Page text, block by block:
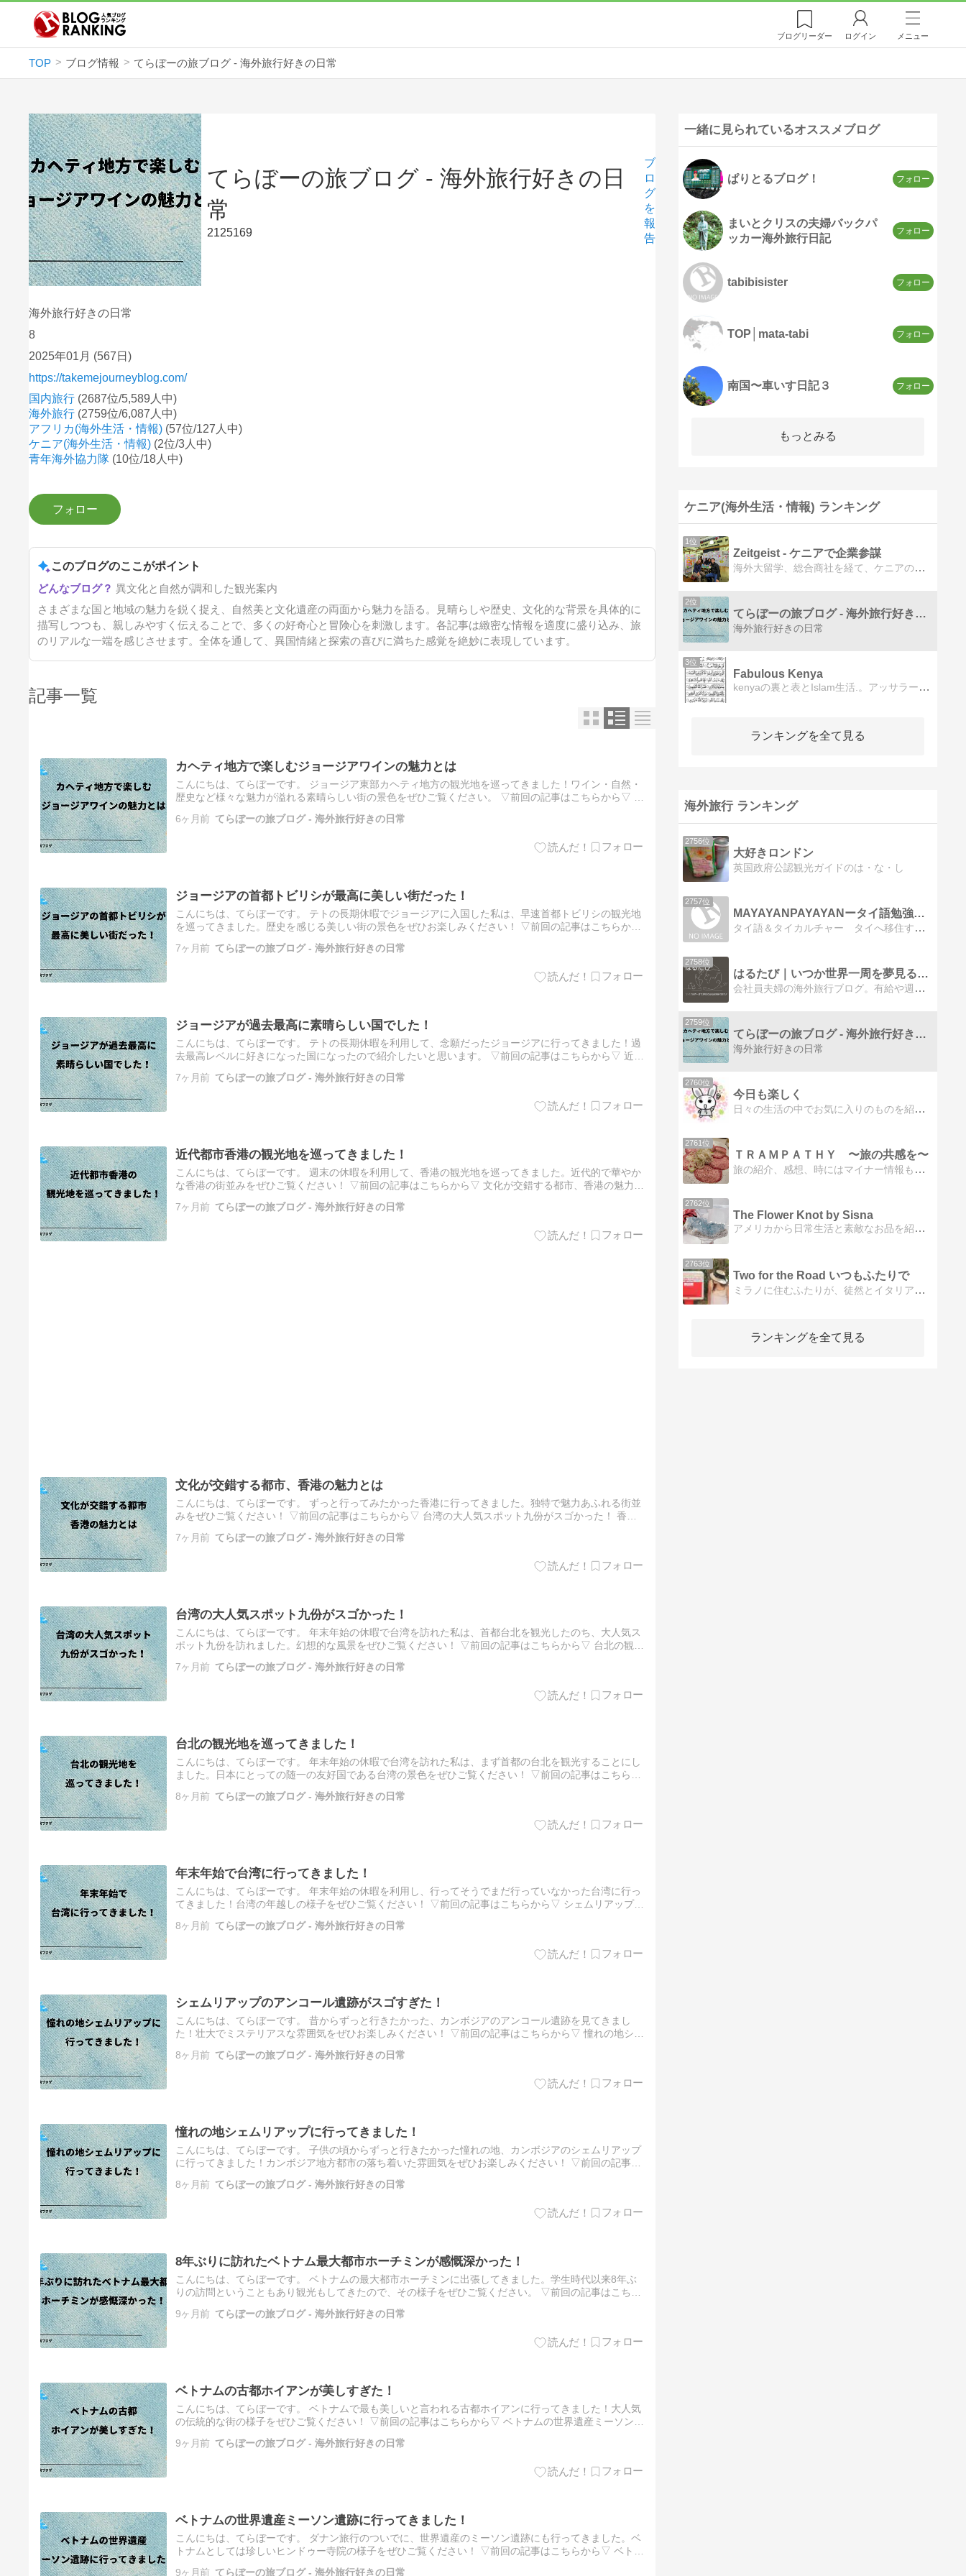
ブログリーダー ログイン メニュー
TOP ブログ情報 てらぼーの旅ブログ - 海外旅行好きの日常
てらぼーの旅ブログ - 海外旅行好きの日
常
2125169
ブ
ロ
グ
を
報
告
海外旅行好きの日常
8
2025年01月 (567日)
https://takemejourneyblog.com/
国内旅行 (2687位/5,589人中)
海外旅行 (2759位/6,087人中)
アフリカ(海外生活・情報) (57位/127人中)
ケニア(海外生活・情報) (2位/3人中)
青年海外協力隊 (10位/18人中)
このブログのここがポイント
異文化と自然が調和した観光案内
さまざまな国と地域の魅力を鋭く捉え、自然美と文化遺産の両面から魅力を語る。見晴らしや歴史、文化的な背景を具体的に
描写しつつも、親しみやすく伝えることで、多くの好奇心と冒険心を刺激します。各記事は緻密な情報を適度に盛り込み、旅
のリアルな一端を感じさせます。全体を通して、異国情緒と探索の喜びに満ちた感覚を絶妙に表現しています。
記事一覧
カヘティ地方で楽しむジョージアワインの魅力とは
こんにちは、てらぼーです。 ジョージア東部カヘティ地方の観光地を巡ってきました！ワイン・自然・
歴史など様々な魅力が溢れる素晴らしい街の景色をぜひご覧ください。 ▽前回の記事はこちらから▽ ジ
6ヶ月前 てらぼーの旅ブログ - 海外旅行好きの日常
ジョージアの首都トビリシが最高に美しい街だった！
こんにちは、てらぼーです。 テトの長期休暇でジョージアに入国した私は、早速首都トビリシの観光地
を巡ってきました。歴史を感じる美しい街の景色をぜひお楽しみください！ ▽前回の記事はこちらから
7ヶ月前 てらぼーの旅ブログ - 海外旅行好きの日常
ジョージアが過去最高に素晴らしい国でした！
こんにちは、てらぼーです。 テトの長期休暇を利用して、念願だったジョージアに行ってきました！過
去最高レベルに好きになった国になったので紹介したいと思います。 ▽前回の記事はこちらから▽ 近代
7ヶ月前 てらぼーの旅ブログ - 海外旅行好きの日常
近代都市香港の観光地を巡ってきました！
こんにちは、てらぼーです。 週末の休暇を利用して、香港の観光地を巡ってきました。近代的で華やか
な香港の街並みをぜひご覧ください！ ▽前回の記事はこちらから▽ 文化が交錯する都市、香港の魅力と
7ヶ月前 てらぼーの旅ブログ - 海外旅行好きの日常
文化が交錯する都市、香港の魅力とは
こんにちは、てらぼーです。 ずっと行ってみたかった香港に行ってきました。独特で魅力あふれる街並
みをぜひご覧ください！ ▽前回の記事はこちらから▽ 台湾の大人気スポット九份がスゴかった！ 香港
7ヶ月前 てらぼーの旅ブログ - 海外旅行好きの日常
台湾の大人気スポット九份がスゴかった！
こんにちは、てらぼーです。 年末年始の休暇で台湾を訪れた私は、首都台北を観光したのち、大人気ス
ポット九份を訪れました。幻想的な風景をぜひご覧ください！ ▽前回の記事はこちらから▽ 台北の観光
7ヶ月前 てらぼーの旅ブログ - 海外旅行好きの日常
台北の観光地を巡ってきました！
こんにちは、てらぼーです。 年末年始の休暇で台湾を訪れた私は、まず首都の台北を観光することにし
ました。日本にとっての随一の友好国である台湾の景色をぜひご覧ください！ ▽前回の記事はこちらか
8ヶ月前 てらぼーの旅ブログ - 海外旅行好きの日常
年末年始で台湾に行ってきました！
こんにちは、てらぼーです。 年末年始の休暇を利用し、行ってそうでまだ行っていなかった台湾に行っ
てきました！台湾の年越しの様子をぜひご覧ください！ ▽前回の記事はこちらから▽ シェムリアップの
8ヶ月前 てらぼーの旅ブログ - 海外旅行好きの日常
シェムリアップのアンコール遺跡がスゴすぎた！
こんにちは、てらぼーです。 昔からずっと行きたかった、カンボジアのアンコール遺跡を見てきまし
た！壮大でミステリアスな雰囲気をぜひお楽しみください！ ▽前回の記事はこちらから▽ 憧れの地シェ
8ヶ月前 てらぼーの旅ブログ - 海外旅行好きの日常
憧れの地シェムリアップに行ってきました！
こんにちは、てらぼーです。 子供の頃からずっと行きたかった憧れの地、カンボジアのシェムリアップ
に行ってきました！カンボジア地方都市の落ち着いた雰囲気をぜひお楽しみください！ ▽前回の記事は
8ヶ月前 てらぼーの旅ブログ - 海外旅行好きの日常
8年ぶりに訪れたベトナム最大都市ホーチミンが感慨深かった！
こんにちは、てらぼーです。 ベトナムの最大都市ホーチミンに出張してきました。学生時代以来8年ぶ
りの訪問ということもあり観光もしてきたので、その様子をぜひご覧ください。 ▽前回の記事はこちら
9ヶ月前 てらぼーの旅ブログ - 海外旅行好きの日常
ベトナムの古都ホイアンが美しすぎた！
こんにちは、てらぼーです。 ベトナムで最も美しいと言われる古都ホイアンに行ってきました！大人気
の伝統的な街の様子をぜひご覧ください！ ▽前回の記事はこちらから▽ ベトナムの世界遺産ミーソン遺
9ヶ月前 てらぼーの旅ブログ - 海外旅行好きの日常
ベトナムの世界遺産ミーソン遺跡に行ってきました！
こんにちは、てらぼーです。 ダナン旅行のついでに、世界遺産のミーソン遺跡にも行ってきました。ベ
トナムとしては珍しいヒンドゥー寺院の様子をぜひご覧ください！ ▽前回の記事はこちらから▽ ベトナ
9ヶ月前 てらぼーの旅ブログ - 海外旅行好きの日常
一緒に見られているオススメブログ
ぱりとるブログ！
まいとクリスの夫婦バックパ
ッカー海外旅行日記
tabibisister
TOP│mata-tabi
南国〜車いす日記３
もっとみる
ケニア(海外生活・情報) ランキング
1位
Zeitgeist - ケニアで企業参謀
海外大留学、総合商社を経て、ケニアの林業スタートアップでCEO直属の投資・戦略担当をしています。インパクト投資をキャリアにする道のり。
2位
てらぼーの旅ブログ - 海外旅行好きの日常
海外旅行好きの日常
3位
Fabulous Kenya
kenyaの裏と表とIslam生活.。アッサラーム アレイコム。幸か不幸か、ここはアフリカ。
ランキングを全て見る
海外旅行 ランキング
2756位
大好きロンドン
英国政府公認観光ガイドのは・な・し
2757位
MAYAYANPAYAYANータイ語勉強ブログー
タイ語＆タイカルチャー タイへ移住するためのメモブログ「今日の単語」やタイの芸能カルチャーについて発信してます＊
2758位
はるたび｜いつか世界一周を夢見る会社員夫婦の旅ログ
会社員夫婦の海外旅行ブログ。有給や週末を活用した弾丸旅行から、1週間単位の海外旅行まで、会社員ならではの観点でおすすめ旅行先や現地でのTips、旅行先の選び方など紹介しています。
2759位
てらぼーの旅ブログ - 海外旅行好きの日常
海外旅行好きの日常
2760位
今日も楽しく
日々の生活の中でお気に入りのものを紹介しています。
2761位
ＴＲＡＭＰＡＴＨＹ 〜旅の共感を〜
旅の紹介、感想、時にはマイナー情報も！タイ雑貨〜feel〜dee フィールディー店主の佐藤です。
2762位
The Flower Knot by Sisna
アメリカから日常生活と素敵なお品を紹介していきます！
2763位
Two for the Road いつもふたりで
ミラノに住むふたりが、徒然とイタリア生活やヨーロッパの綺麗な風景、旅行記を綴ります。ヨーロッパの風景写真や、細かい観光情報は是非こちらを。
ランキングを全て見る